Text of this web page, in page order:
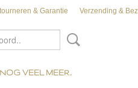
& Garantie Verzending &
VEEL MEER..